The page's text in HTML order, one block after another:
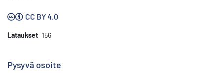
CC BY 4.0
Lataukset 156
Pysyvä osoite